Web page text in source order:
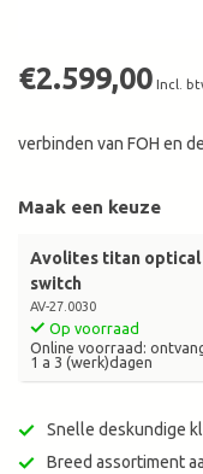
€2.599,00 Incl.
verbinden van FOH en
Maak een keuze
Avolites titan
switch
AV-27.0030
Op voorraad
Online voorraad:
1 a 3 (werk)dagen
Snelle deskundige
Breed assortiment